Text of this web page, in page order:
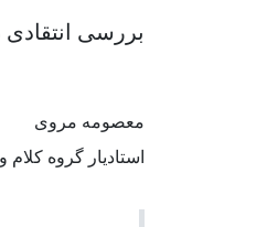
بررسی
معصومه مروی
استادیار گروه